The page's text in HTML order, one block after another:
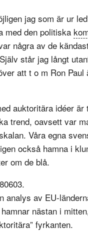
jag som är ur
med den politiska
några av de
står jag långt
att t o m Ron Paul
auktoritära idéer är
trend, oavsett var
Våra egna
också hamna i
om de blå.
analys av EU-
nästan i
fyrkanten.